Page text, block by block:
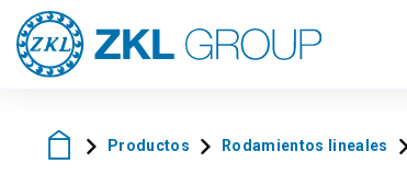
Productos Rodamientos lineales